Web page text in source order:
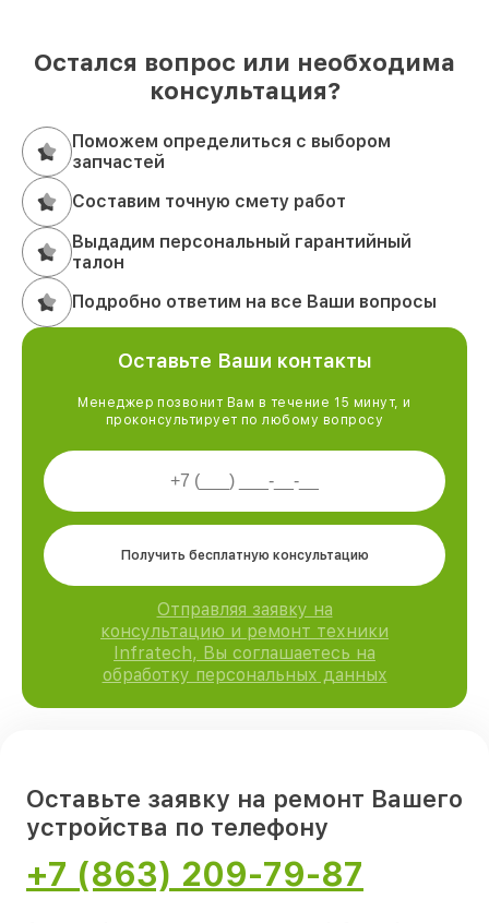
Остался вопрос или необходима
консультация?
Поможем определиться с выбором
запчастей
Составим точную смету работ
Выдадим персональный гарантийный
талон
Подробно ответим на все Ваши вопросы
Оставьте Ваши контакты
Менеджер позвонит Вам в течение 15 минут, и
проконсультирует по любому вопросу
Получить бесплатную консультацию
Отправляя заявку на
консультацию и ремонт техники
Infratech, Вы соглашаетесь на
обработку персональных данных
Оставьте заявку на ремонт Вашего
устройства по телефону
+7 (863) 209-79-87